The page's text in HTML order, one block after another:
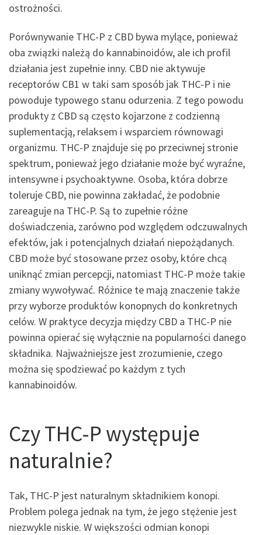
ostrożności.
Porównywanie THC-P z CBD bywa mylące, ponieważ
oba związki należą do kannabinoidów, ale ich profil
działania jest zupełnie inny. CBD nie aktywuje
receptorów CB1 w taki sam sposób jak THC-P i nie
powoduje typowego stanu odurzenia. Z tego powodu
produkty z CBD są często kojarzone z codzienną
suplementacją, relaksem i wsparciem równowagi
organizmu. THC-P znajduje się po przeciwnej stronie
spektrum, ponieważ jego działanie może być wyraźne,
intensywne i psychoaktywne. Osoba, która dobrze
toleruje CBD, nie powinna zakładać, że podobnie
zareaguje na THC-P. Są to zupełnie różne
doświadczenia, zarówno pod względem odczuwalnych
efektów, jak i potencjalnych działań niepożądanych.
CBD może być stosowane przez osoby, które chcą
uniknąć zmian percepcji, natomiast THC-P może takie
zmiany wywoływać. Różnice te mają znaczenie także
przy wyborze produktów konopnych do konkretnych
celów. W praktyce decyzja między CBD a THC-P nie
powinna opierać się wyłącznie na popularności danego
składnika. Najważniejsze jest zrozumienie, czego
można się spodziewać po każdym z tych
kannabinoidów.
Czy THC-P występuje
naturalnie?
Tak, THC-P jest naturalnym składnikiem konopi.
Problem polega jednak na tym, że jego stężenie jest
niezwykle niskie. W większości odmian konopi